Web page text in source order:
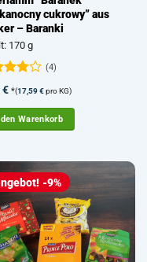
cukrowy” aus
– Baranki
170 g
3.75
5
(4)
€ *(17,59€pro KG)
Warenkorb
-9%